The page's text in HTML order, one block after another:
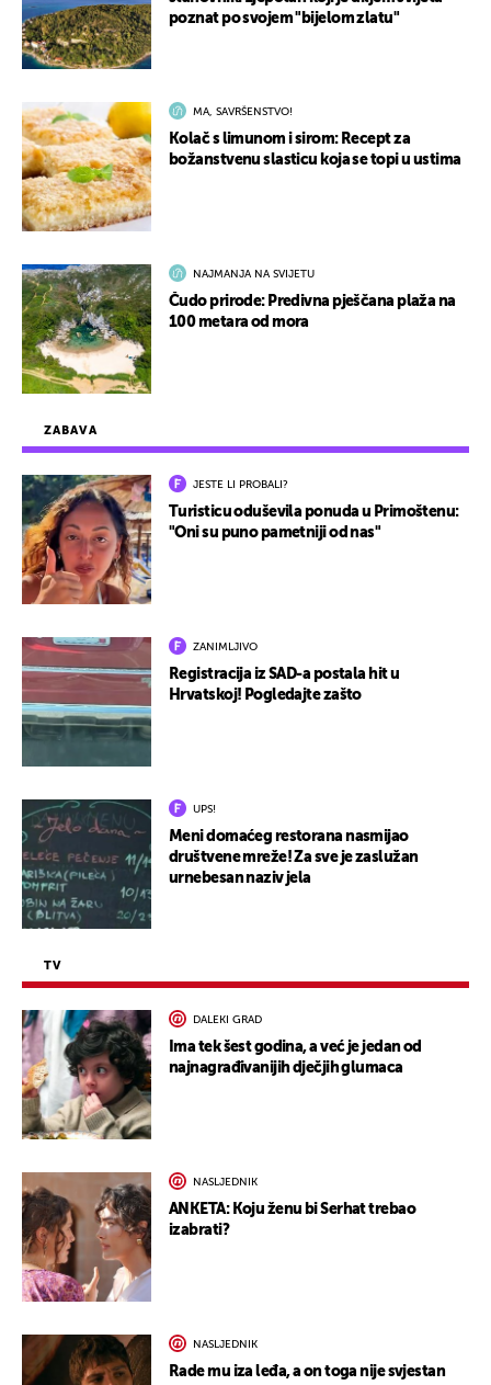
ZABAVA
JESTE LI PROBALI?
Turisticu oduševila ponuda u Primoštenu:
"Oni su puno pametniji od nas"
ZANIMLJIVO
Registracija iz SAD-a postala hit u
Hrvatskoj! Pogledajte zašto
UPS!
Meni domaćeg restorana nasmijao
društvene mreže! Za sve je zaslužan
urnebesan naziv jela
TV
DALEKI GRAD
Ima tek šest godina, a već je jedan od
najnagrađivanijih dječjih glumaca
NASLJEDNIK
ANKETA: Koju ženu bi Serhat trebao
izabrati?
NASLJEDNIK
Rade mu iza leđa, a on toga nije svjestan
poznat po svojem "bijelom zlatu"
MA, SAVRŠENSTVO!
Kolač s limunom i sirom: Recept za
božanstvenu slasticu koja se topi u ustima
NAJMANJA NA SVIJETU
Čudo prirode: Predivna pješčana plaža na
100 metara od mora